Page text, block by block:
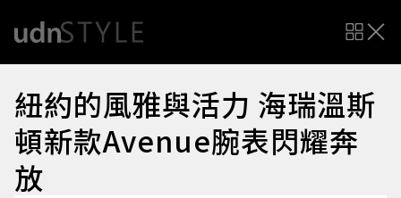
紐約的風雅與活力 海瑞溫斯
頓新款Avenue腕表閃耀奔
放